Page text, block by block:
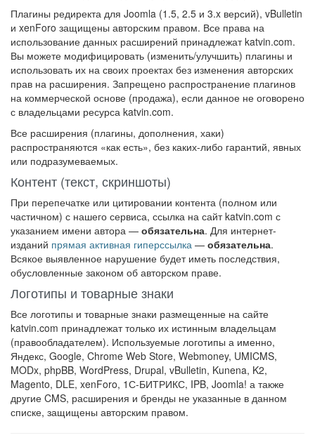
Плагины редиректа для Joomla (1.5, 2.5 и 3.x версий), vBulletin
и xenForo защищены авторским правом. Все права на
использование данных расширений принадлежат katvin.com.
Вы можете модифицировать (изменить/улучшить) плагины и
использовать их на своих проектах без изменения авторских
прав на расширения. Запрещено распространение плагинов
на коммерческой основе (продажа), если данное не оговорено
с владельцами ресурса katvin.com.
Все расширения (плагины, дополнения, хаки)
распространяются «как есть», без каких-либо гарантий, явных
или подразумеваемых.
Контент (текст, скриншоты)
При перепечатке или цитировании контента (полном или
частичном) с нашего сервиса, ссылка на сайт katvin.com с
указанием имени автора — обязательна. Для интернет-
изданий прямая активная гиперссылка — обязательна.
Всякое выявленное нарушение будет иметь последствия,
обусловленные законом об авторском праве.
Логотипы и товарные знаки
Все логотипы и товарные знаки размещенные на сайте
katvin.com принадлежат только их истинным владельцам
(правообладателем). Используемые логотипы а именно,
Яндекс, Google, Chrome Web Store, Webmoney, UMICMS,
MODx, phpBB, WordPress, Drupal, vBulletin, Kunena, K2,
Magento, DLE, xenForo, 1С-БИТРИКС, IPB, Joomla! а также
другие CMS, расширения и бренды не указанные в данном
списке, защищены авторским правом.